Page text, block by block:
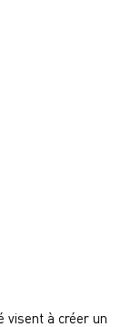
visent à créer un